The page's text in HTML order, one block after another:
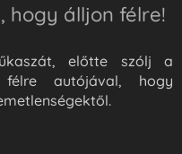
hogy álljon félre!
előtte szólj a
autójával, hogy